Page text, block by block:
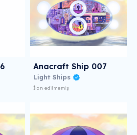
Anacraft Ship 007
Light Ships
İlan edilmemiş